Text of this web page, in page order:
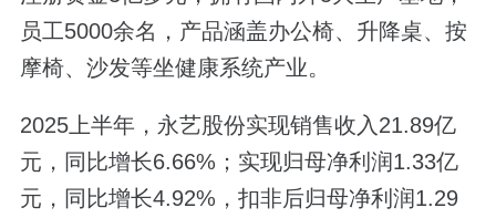
员工5000余名，产品涵盖办公椅、升降桌、按
摩椅、沙发等坐健康系统产业。
2025上半年，永艺股份实现销售收入21.89亿
元，同比增长6.66%；实现归母净利润1.33亿
元，同比增长4.92%，扣非后归母净利润1.29